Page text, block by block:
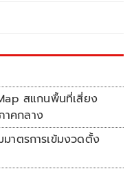
สแกนพื้นที่เสี่ยง
คกลาง
าตรการเข้มงวดตั้ง